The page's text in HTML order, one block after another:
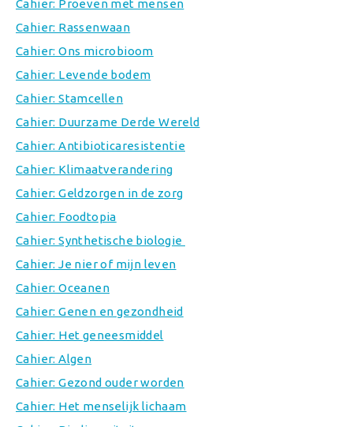
Cahier: Proeven met mensen
Cahier: Rassenwaan
Cahier: Ons microbioom
Cahier: Levende bodem
Cahier: Stamcellen
Cahier: Duurzame Derde Wereld
Cahier: Antibioticaresistentie
Cahier: Klimaatverandering
Cahier: Geldzorgen in de zorg
Cahier: Foodtopia
Cahier: Synthetische biologie
Cahier: Je nier of mijn leven
Cahier: Oceanen
Cahier: Genen en gezondheid
Cahier: Het geneesmiddel
Cahier: Algen
Cahier: Gezond ouder worden
Cahier: Het menselijk lichaam